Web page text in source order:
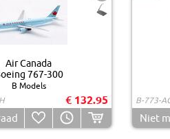
Air Canada
767-300
B Models
€ 132.95
B-773-
Niet